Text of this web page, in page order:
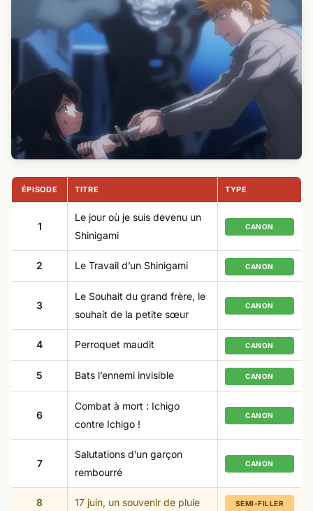
ÉPISODE TITRE TYPE
1
Le jour où je suis devenu un
Shinigami
CANON
2 Le Travail d’un Shinigami CANON
3
Le Souhait du grand frère, le
souhait de la petite sœur
CANON
4 Perroquet maudit CANON
5 Bats l’ennemi invisible CANON
6
Combat à mort : Ichigo
contre Ichigo !
CANON
7
Salutations d’un garçon
rembourré
CANON
8 17 juin, un souvenir de pluie SEMI-FILLER